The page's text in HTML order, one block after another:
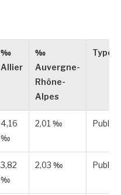
‰
Allier
‰
Auvergne-
Rhône-
Alpes
Type
4,16
‰
2,01 ‰ Publiée
3,82
‰
2,03 ‰ Publiée